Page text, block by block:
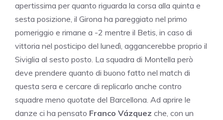
apertissima per quanto riguarda la corsa alla quinta e
sesta posizione, il Girona ha pareggiato nel primo
pomeriggio e rimane a -2 mentre il Betis, in caso di
vittoria nel posticipo del lunedì, aggancerebbe proprio il
Siviglia al sesto posto. La squadra di Montella però
deve prendere quanto di buono fatto nel match di
questa sera e cercare di replicarlo anche contro
squadre meno quotate del Barcellona. Ad aprire le
danze ci ha pensato Franco Vázquez che, con un